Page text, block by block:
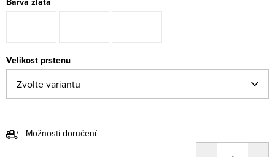
Velikost prstenu
Možnosti doručení